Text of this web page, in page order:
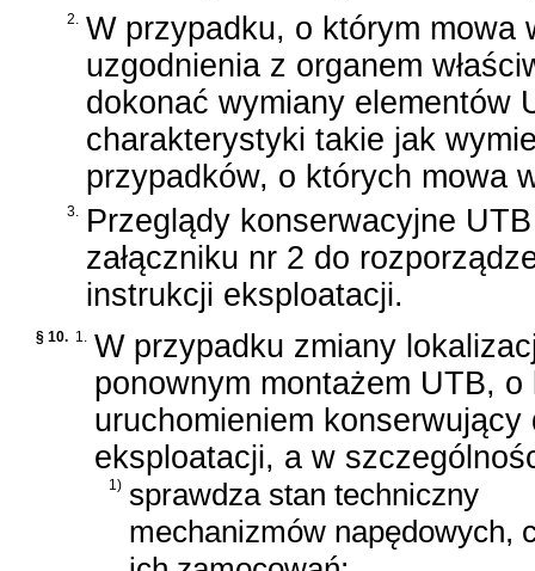
2.
W przypadku, o którym mowa
uzgodnienia z organem
dokonać wymiany elementów
charakterystyki takie jak
przypadków, o których mowa
3.
Przeglądy konserwacyjne
załączniku nr 2 do
instrukcji eksploatacji.
§ 10. 1.
W przypadku zmiany
ponownym montażem UTB,
uruchomieniem
eksploatacji, a w
1) sprawdza stan techniczny
mechanizmów napędowych,